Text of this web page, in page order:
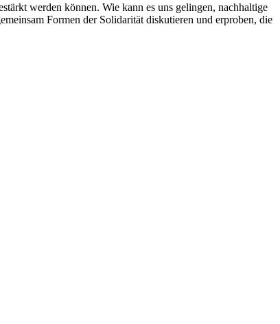
werden können. Wie kann es uns gelingen, nachhaltige
Formen der Solidarität diskutieren und erproben, die